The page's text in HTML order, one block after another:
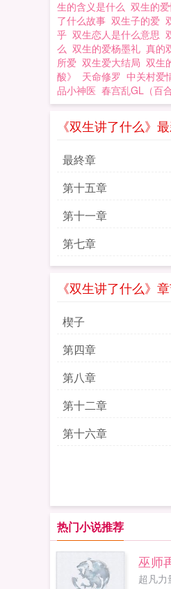
生的含义是什么 双生的
了什么故事 双生子的爱
乎 双生恋人是什么意思
么 双生的爱杨墨礼 真的
所爱 双生爱大结局 双生
酸》
天命修罗 中关村爱
品小神医 春宫乱GL（百
《双生讲了什么》
最終章
第十五章
第十一章
第七章
《双生讲了什么》
楔子
第四章
第八章
第十二章
第十六章
热门小说推荐
巫师
超凡力